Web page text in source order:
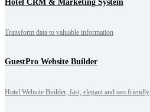
Hotel CRM & Marketing System
Transform data to valuable information
GuestPro Website Builder
Hotel Website Builder, fast, elegant and seo friendly